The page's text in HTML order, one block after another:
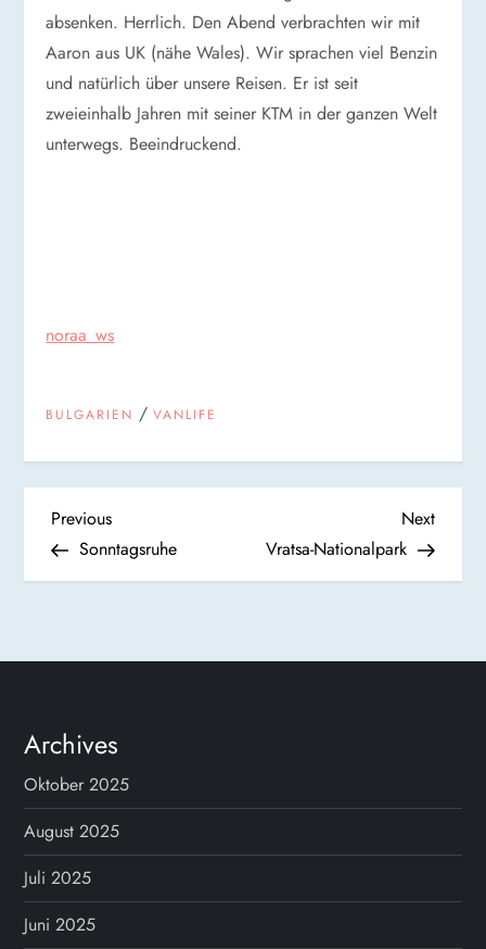
absenken. Herrlich. Den Abend verbrachten wir mit
Aaron aus UK (nähe Wales). Wir sprachen viel Benzin
und natürlich über unsere Reisen. Er ist seit
zweieinhalb Jahren mit seiner KTM in der ganzen Welt
unterwegs. Beeindruckend.
noraa_ws
BULGARIEN /VANLIFE
B
e
r
a
g
s
n
Previous
Post
Previous
Sonntagsruhe
Next
Post
Next
Vratsa-Nationalpark
Archives
Oktober 2025
August 2025
Juli 2025
Juni 2025